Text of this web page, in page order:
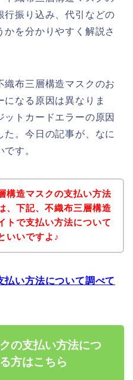
行振り込み、代引などの
を分かりやすく解説さ
織布三層構造マスクのお
になる原因は異なりま
トカードエラーの原因
た。今日の記事が、なに
す。
構造マスクの支払い方法
、下記、不織布三層構造
トで支払い方法について
いいですよ♪
払い方法について調べて
の支払い方法につ
方はこちら